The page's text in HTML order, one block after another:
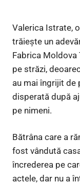
Valerica Istrate,
trăiește un
Fabrica Moldova
pe străzi,
au mai îngrijit de
disperată după
pe nimeni.
Bătrâna care a
fost vândută
încrederea pe
actele, dar nu a